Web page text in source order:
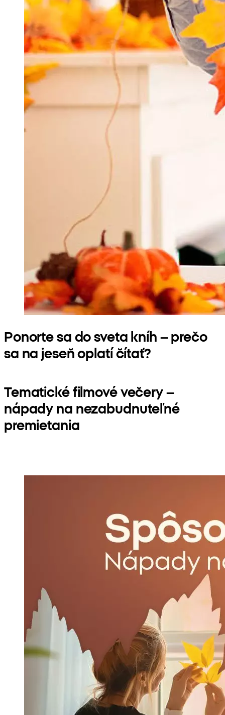
Ponorte sa do sveta kníh – prečo
sa na jeseň oplatí čítať?
Tematické filmové večery –
nápady na nezabudnuteľné
premietania